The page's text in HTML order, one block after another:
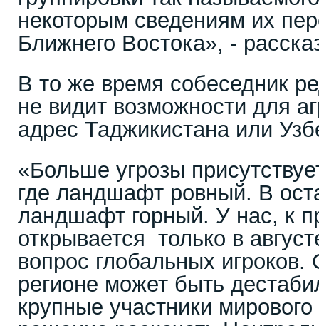
некоторым сведениям их
Ближнего Востока», -
В то же время собеседник
не видит возможности для
адрес Таджикистана или
«Больше угрозы
где ландшафт ровный. В
ландшафт горный. У нас, к
открывается только в
вопрос глобальных
регионе может быть
крупные участники